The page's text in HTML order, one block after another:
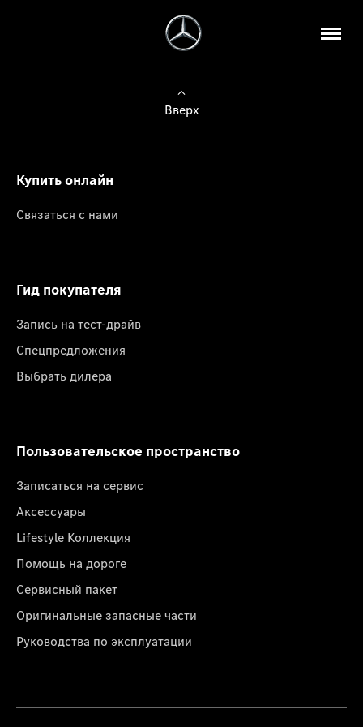
Вверх
Купить онлайн
Связаться с нами
Гид покупателя
Запись на тест-драйв
Спецпредложения
Выбрать дилера
Пользовательское пространство
Записаться на сервис
Аксессуары
Lifestyle Коллекция
Помощь на дороге
Сервисный пакет
Оригинальные запасные части
Руководства по эксплуатации